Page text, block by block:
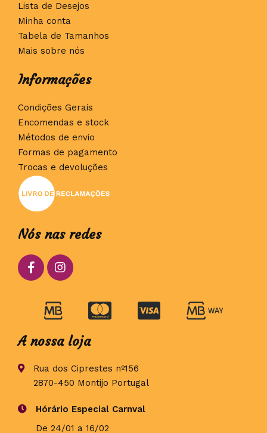
Lista de Desejos
Minha conta
Tabela de Tamanhos
Mais sobre nós
Informações
Condições Gerais
Encomendas e stock
Métodos de envio
Formas de pagamento
Trocas e devoluções
Nós nas redes
A nossa loja
Rua dos Ciprestes nº156
2870-450 Montijo Portugal
Hórário Especial Carnval
De 24/01 a 16/02